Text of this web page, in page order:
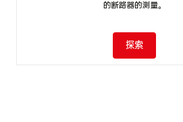
的断路器的测量。
探索